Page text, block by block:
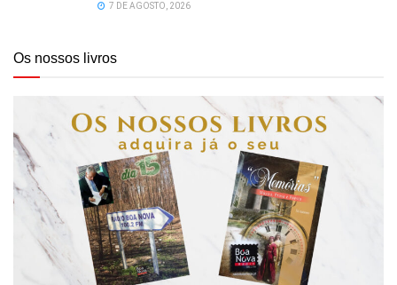
7 DE AGOSTO, 2026
Os nossos livros